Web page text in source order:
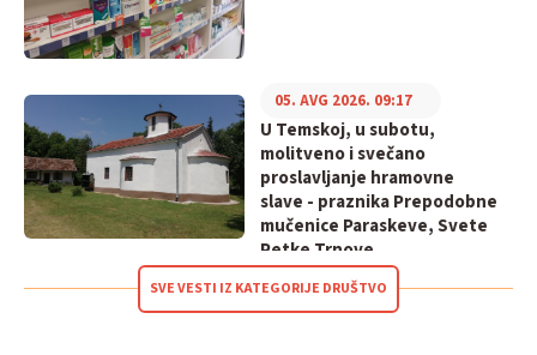
U Temskoj, u subotu,
molitveno i svečano
proslavljanje hramovne
slave - praznika Prepodobne
mučenice Paraskeve, Svete
Petke Trnove
05. AVG 2026. 09:17
SVE VESTI IZ KATEGORIJE DRUŠTVO